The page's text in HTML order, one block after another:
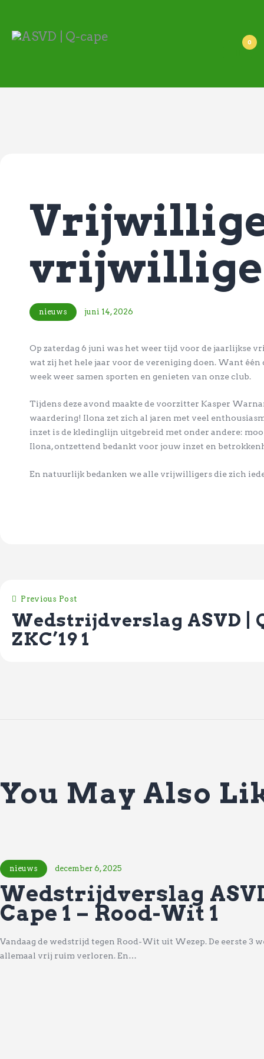
0
Wedstrijdzaken
Specials (G-korfbal)
nieuws juni 14, 2026
Op zaterdag 6 juni was het weer tijd voor de jaarlijkse
wat zij het hele jaar voor de vereniging doen. Want
week weer samen sporten en genieten van onze club.
Tijdens deze avond maakte de voorzitter Kasper
waardering! Ilona zet zich al jaren met veel
inzet is de kledinglijn uitgebreid met onder andere:
Ilona, ontzettend bedankt voor jouw inzet en
En natuurlijk bedanken we alle vrijwilligers die zich
Previous Post
Wedstrijdverslag ASVD |
ZKC’19 1
You May Also
nieuws december 6, 2025
Wedstrijdverslag
Cape 1 – Rood-Wit 1
Vandaag de wedstrijd tegen Rood-Wit uit Wezep. De eerste 3
allemaal vrij ruim verloren. En…